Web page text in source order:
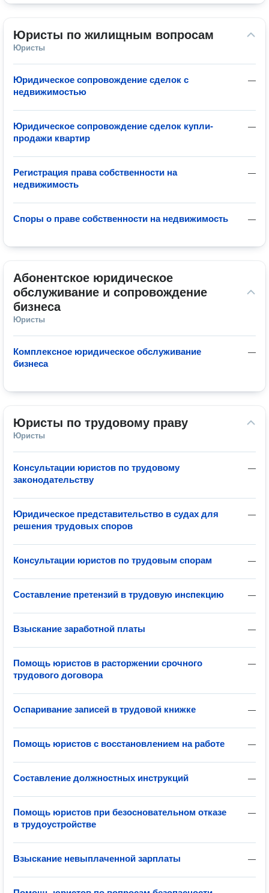
Юристы по жилищным вопросам
Юристы
—
Юридическое сопровождение сделок с
недвижимостью
—
Юридическое сопровождение сделок купли-
продажи квартир
—
Регистрация права собственности на
недвижимость
—
Споры о праве собственности на недвижимость
Абонентское юридическое
обслуживание и сопровождение
бизнеса
Юристы
—
Комплексное юридическое обслуживание
бизнеса
Юристы по трудовому праву
Юристы
—
Консультации юристов по трудовому
законодательству
—
Юридическое представительство в судах для
решения трудовых споров
—
Консультации юристов по трудовым спорам
—
Составление претензий в трудовую инспекцию
—
Взыскание заработной платы
—
Помощь юристов в расторжении срочного
трудового договора
—
Оспаривание записей в трудовой книжке
—
Помощь юристов с восстановлением на работе
—
Составление должностных инструкций
—
Помощь юристов при безосновательном отказе
в трудоустройстве
—
Взыскание невыплаченной зарплаты